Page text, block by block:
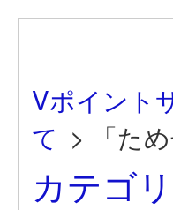
Vポイント
て > 「た
カテゴ